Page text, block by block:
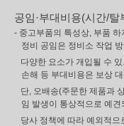
공임·부대비용(시간/탈
- 중고부품의 특성상, 부품
정비 공임은 정비소 작업
다양한 요소가 개입될 수
손해 등 부대비용은 보상
단, 오배송(주문한 제품과
임 발생이 통상적으로 예
당사 정책에 따라 예외적으